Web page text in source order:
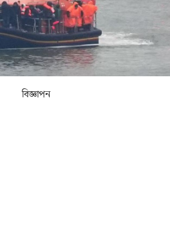
বিজ্ঞাপন